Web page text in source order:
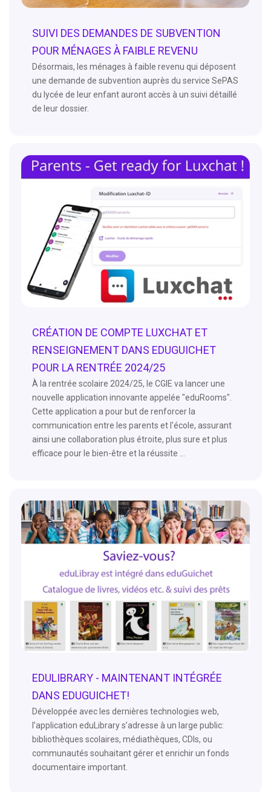
SUIVI DES DEMANDES DE SUBVENTION
POUR MÉNAGES À FAIBLE REVENU
Désormais, les ménages à faible revenu qui déposent
une demande de subvention auprès du service SePAS
du lycée de leur enfant auront accès à un suivi détaillé
de leur dossier.
CRÉATION DE COMPTE LUXCHAT ET
RENSEIGNEMENT DANS EDUGUICHET
POUR LA RENTRÉE 2024/25
À la rentrée scolaire 2024/25, le CGIE va lancer une
nouvelle application innovante appelée "eduRooms".
Cette application a pour but de renforcer la
communication entre les parents et l'école, assurant
ainsi une collaboration plus étroite, plus sure et plus
efficace pour le bien-être et la réussite ...
EDULIBRARY - MAINTENANT INTÉGRÉE
DANS EDUGUICHET!
Développée avec les dernières technologies web,
l’application eduLibrary s’adresse à un large public:
bibliothèques scolaires, médiathèques, CDIs, ou
communautés souhaitant gérer et enrichir un fonds
documentaire important.